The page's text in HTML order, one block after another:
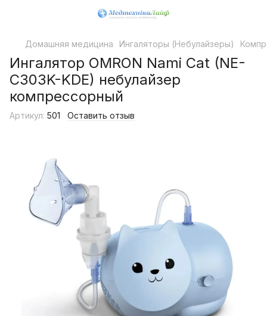
Домашняя медицина Ингаляторы (Небулайзеры)
Ингалятор OMRON Nami Cat (NE-
C303K-KDE) небулайзер
компрессорный
Артикул: 501 Оставить отзыв